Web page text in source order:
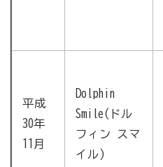
平成
30年
11月
Dolphin
Smile(ドル
フィン スマ
イル)